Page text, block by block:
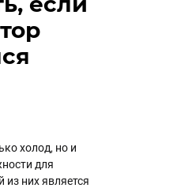
холод, но и
для
них является